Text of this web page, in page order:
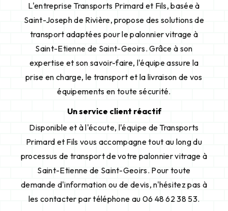
L'entreprise Transports Primard et Fils, basée à
Saint-Joseph de Rivière, propose des solutions de
transport adaptées pour le palonnier vitrage à
Saint-Etienne de Saint-Geoirs. Grâce à son
expertise et son savoir-faire, l'équipe assure la
prise en charge, le transport et la livraison de vos
équipements en toute sécurité.
Un service client réactif
Disponible et à l'écoute, l'équipe de Transports
Primard et Fils vous accompagne tout au long du
processus de transport de votre palonnier vitrage à
Saint-Etienne de Saint-Geoirs. Pour toute
demande d'information ou de devis, n'hésitez pas à
les contacter par téléphone au 06 48 62 38 53.